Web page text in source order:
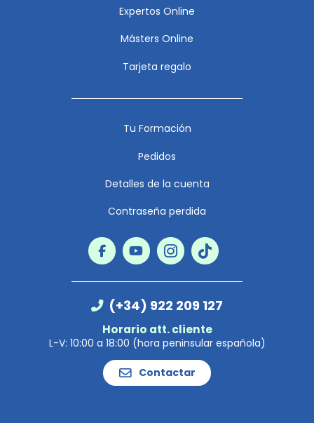
Expertos Online
Másters Online
Tarjeta regalo
Tu Formación
Pedidos
Detalles de la cuenta
Contraseña perdida
(+34) 922 209 127
Horario att. cliente
L-V: 10:00 a 18:00 (hora peninsular española)
Contactar